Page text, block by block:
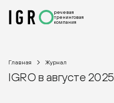
речевая
тренинговая
компания
Главная Журнал
IGRO в августе 2025